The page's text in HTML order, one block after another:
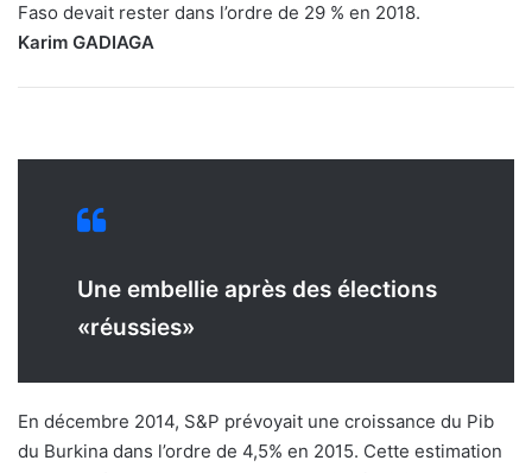
Faso devait rester dans l’ordre de 29 % en 2018.
Karim GADIAGA
Une embellie après des élections
«réussies»
En décembre 2014, S&P prévoyait une croissance du Pib
du Burkina dans l’ordre de 4,5% en 2015. Cette estimation